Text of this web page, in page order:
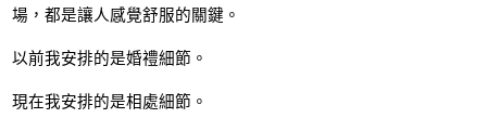
場，都是讓人感覺舒服的關鍵。
以前我安排的是婚禮細節。
現在我安排的是相處細節。